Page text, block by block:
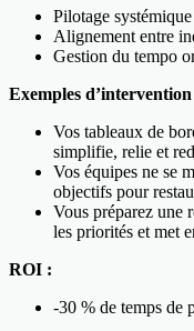
Pilotage
Alignement entre
Gestion du tempo
Exemples
Vos tableaux de
simplifie, relie et
Vos équipes ne se
objectifs pour
Vous préparez une
les priorités et met
ROI :
-30 % de temps de